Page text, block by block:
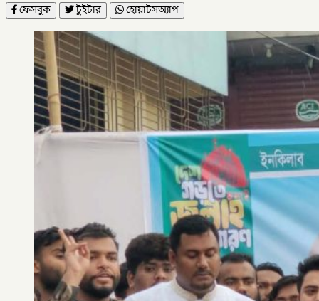
ফেসবুক
টুইটার হোয়াটসঅ্যাপ